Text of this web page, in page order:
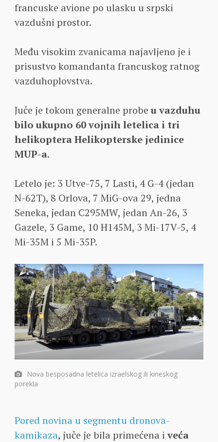
francuske avione po ulasku u srpski
vazdušni prostor.
Među visokim zvanicama najavljeno je i
prisustvo komandanta francuskog ratnog
vazduhoplovstva.
Juče je tokom generalne probe u vazduhu
bilo ukupno 60 vojnih letelica i tri
helikoptera Helikopterske jedinice
MUP-a.
Letelo je: 3 Utve-75, 7 Lasti, 4 G-4 (jedan
N-62T), 8 Orlova, 7 MiG-ova 29, jedna
Seneka, jedan C295MW, jedan An-26, 3
Gazele, 3 Game, 10 H145M, 3 Mi-17V-5, 4
Mi-35M i 5 Mi-35P.
Nova besposadna letelica izraelskog ili kineskog
porekla
Pored novina u segmentu dronova-
kamikaza, juče je bila primećena iveća